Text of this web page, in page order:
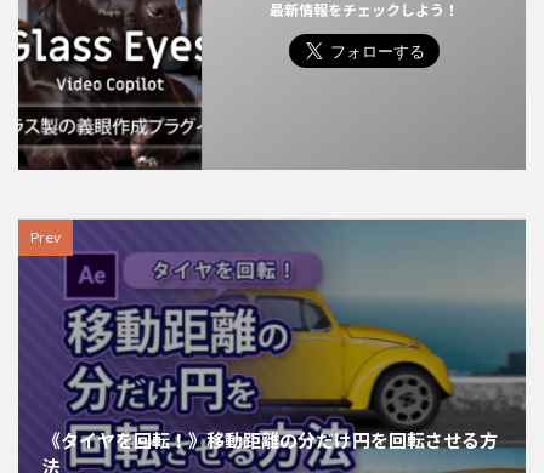
最新情報をチェックしよう！
Prev
《タイヤを回転！》移動距離の分だけ円を回転させる方
法